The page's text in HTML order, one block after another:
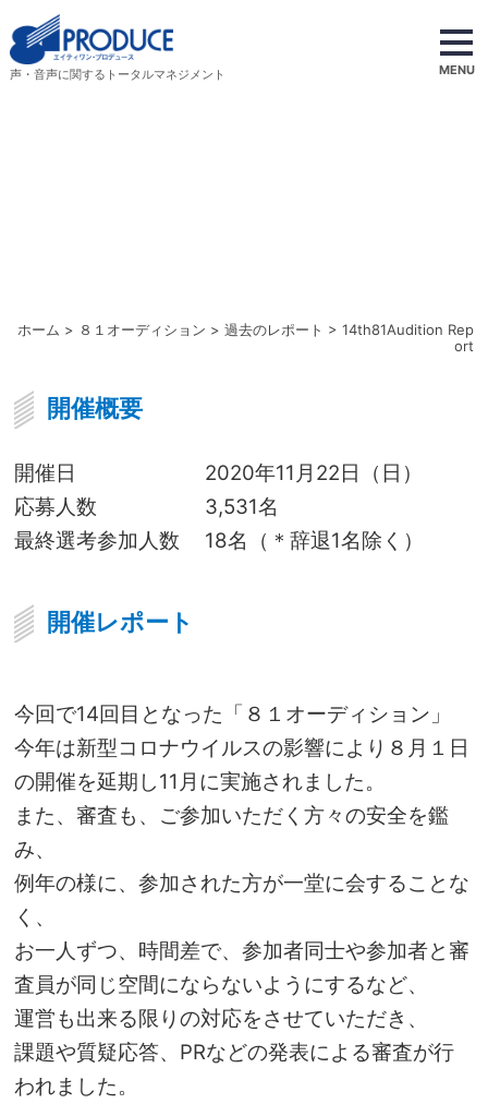
声・音声に関するトータルマネジメント MENU
ホーム > ８１オーディション > 過去のレポート > 14th81Audition Rep
ort
開催概要
開催日
2020年11月22日（日）
応募人数
3,531名
最終選考参加人数
18名（＊辞退1名除く）
開催レポート
今回で14回目となった「８１オーディション」
今年は新型コロナウイルスの影響により８月１日
の開催を延期し11月に実施されました。
また、審査も、ご参加いただく方々の安全を鑑
み、
例年の様に、参加された方が一堂に会することな
く、
お一人ずつ、時間差で、参加者同士や参加者と審
査員が同じ空間にならないようにするなど、
運営も出来る限りの対応をさせていただき、
課題や質疑応答、PRなどの発表による審査が行
われました。